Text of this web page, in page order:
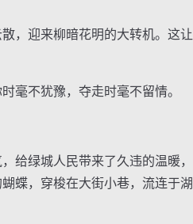
，迎来柳暗花明的大转机。这让
不犹豫，夺走时毫不留情。
绿城人民带来了久违的温暖，
蝶，穿梭在大街小巷，流连于湖